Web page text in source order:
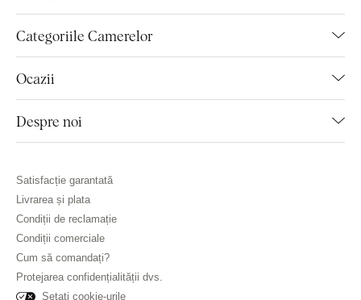
Categoriile Camerelor
Ocazii
Despre noi
Satisfacție garantată
Livrarea și plata
Condiții de reclamație
Condiții comerciale
Cum să comandați?
Protejarea confidențialității dvs.
Setați cookie-urile